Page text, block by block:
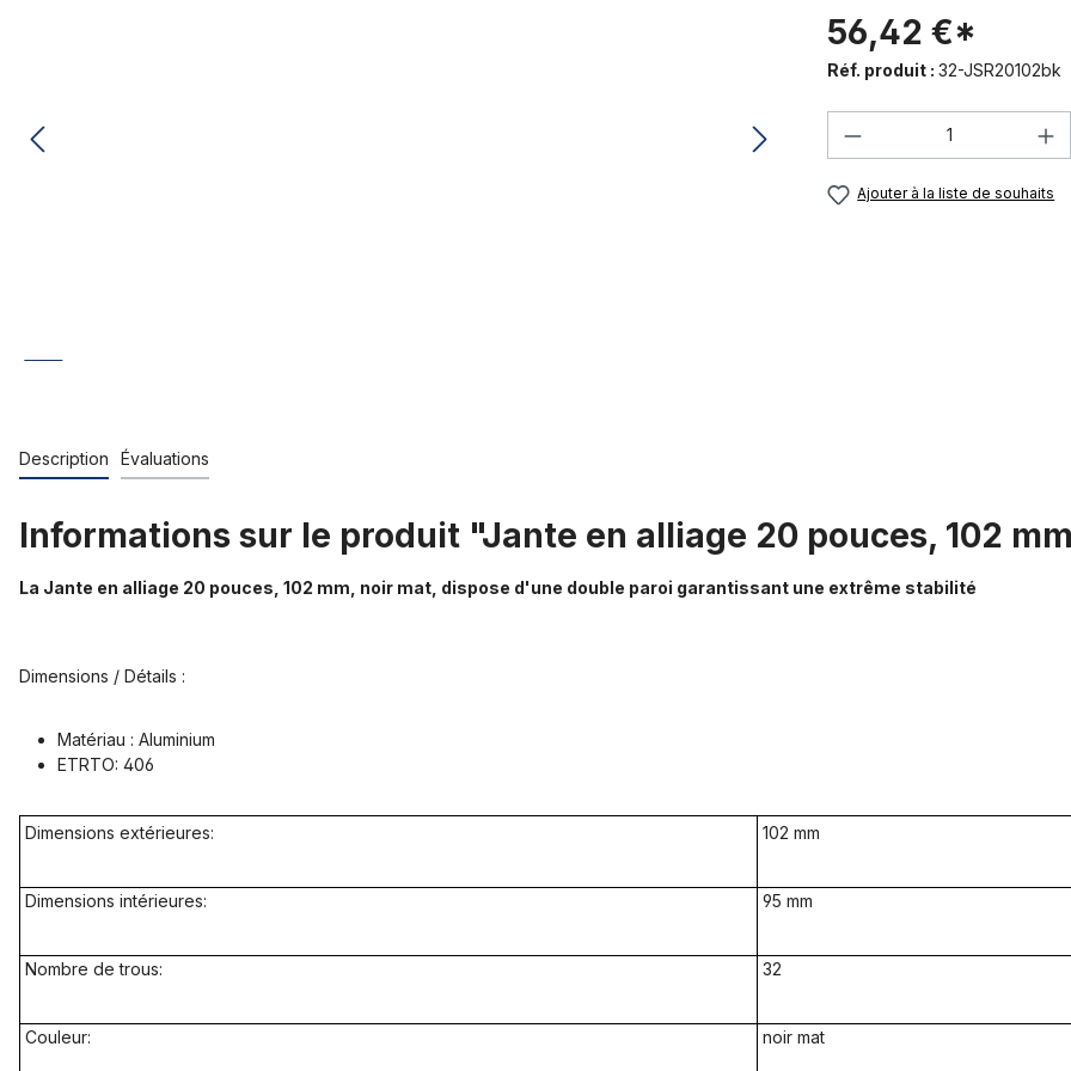
56,42 €*
Réf. produit : 32-JSR20102bk
Quantité de
Ajouter à la liste de souhaits
Description Évaluations
Informations sur le produit "Jante en alliage 20 pouces, 102
La Jante en alliage 20 pouces, 102 mm, noir mat, dispose d'une double paroi garantissant une extrême stabilité
Dimensions / Détails :
Matériau : Aluminium
ETRTO: 406
Dimensions extérieures: 102 mm
Dimensions intérieures: 95 mm
Nombre de trous: 32
Couleur: noir mat